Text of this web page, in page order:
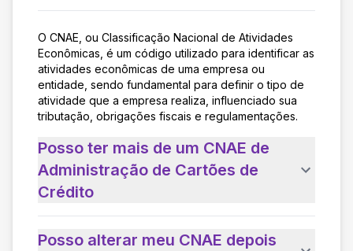
O CNAE, ou Classificação Nacional de Atividades
Econômicas, é um código utilizado para identificar as
atividades econômicas de uma empresa ou
entidade, sendo fundamental para definir o tipo de
atividade que a empresa realiza, influenciado sua
tributação, obrigações fiscais e regulamentações.
Posso ter mais de um CNAE de
Administração de Cartões de
Crédito
Posso alterar meu CNAE depois